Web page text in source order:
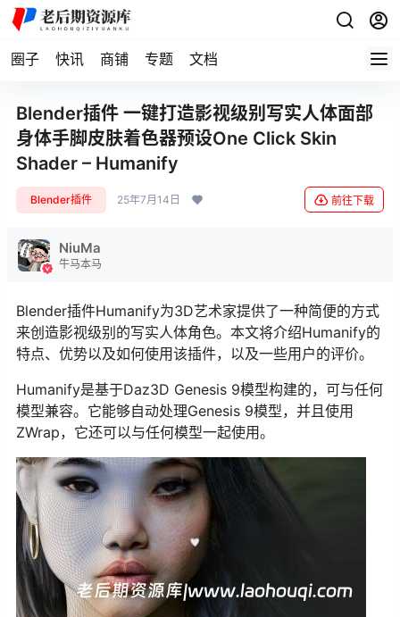
圈子 快讯 商铺 专题 文档
Blender插件 一键打造影视级别写实人体面部
身体手脚皮肤着色器预设One Click Skin
Shader – Humanify
Blender插件 25年7月14日 前往下载
NiuMa
牛马本马
Blender插件Humanify为3D艺术家提供了一种简便的方式
来创造影视级别的写实人体角色。本文将介绍Humanify的
特点、优势以及如何使用该插件，以及一些用户的评价。
Humanify是基于Daz3D Genesis 9模型构建的，可与任何
模型兼容。它能够自动处理Genesis 9模型，并且使用
ZWrap，它还可以与任何模型一起使用。